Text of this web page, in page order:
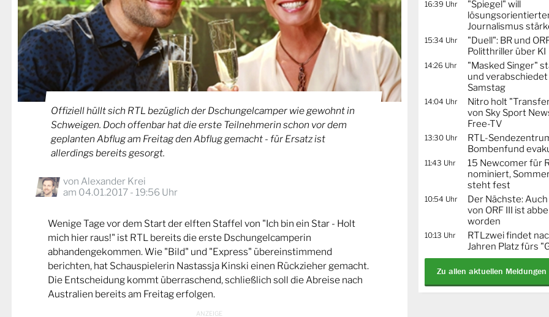
Offiziell hüllt sich RTL bezüglich der Dschungelcamper wie gewohnt in
Schweigen. Doch offenbar hat die erste Teilnehmerin schon vor dem
geplanten Abflug am Freitag den Abflug gemacht - für Ersatz ist
allerdings bereits gesorgt.
von Alexander Krei
am 04.01.2017 - 19:56 Uhr
Wenige Tage vor dem Start der elften Staffel von "Ich bin ein Star - Holt
mich hier raus!" ist RTL bereits die erste Dschungelcamperin
abhandengekommen. Wie "Bild" und "Express" übereinstimmend
berichten, hat Schauspielerin Nastassja Kinski einen Rückzieher gemacht.
Die Entscheidung kommt überraschend, schließlich soll die Abreise nach
Australien bereits am Freitag erfolgen.
16:39 Uhr
"Spiegel" will
Journalismus
15:34 Uhr
"Duell": BR und
Politthriller über KI
14:26 Uhr
"Masked Singer"
und
Samstag
14:04 Uhr
Nitro holt
von Sky Sport
Free-TV
13:30 Uhr
RTL-
Bombenfund
11:43 Uhr
15 Newcomer für
nominiert,
steht fest
10:54 Uhr
Der Nächste:
von ORF III ist
worden
10:13 Uhr
RTLzwei findet
Jahren Platz fürs
Zu allen aktuellen Meldungen